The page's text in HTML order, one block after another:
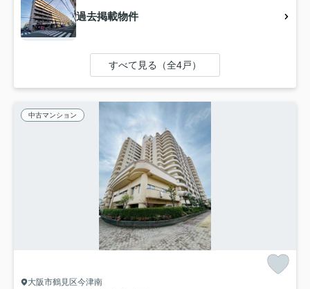
過去掲載物件
すべて見る（全4戸）
中古マンション
大阪市鶴見区今津南